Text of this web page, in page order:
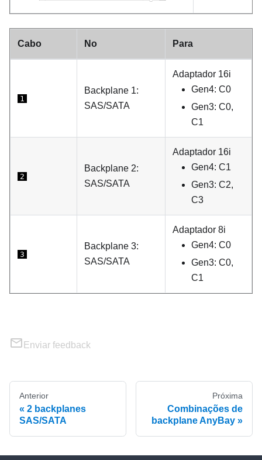
Cabo No Para
1
Backplane 1:
SAS/SATA
Adaptador 16i
Gen4: C0
Gen3: C0,
C1
2
Backplane 2:
SAS/SATA
Adaptador 16i
Gen4: C1
Gen3: C2,
C3
3
Backplane 3:
SAS/SATA
Adaptador 8i
Gen4: C0
Gen3: C0,
C1
Enviar feedback
Anterior
2 backplanes
SAS/SATA
Próxima
Combinações de
backplane AnyBay